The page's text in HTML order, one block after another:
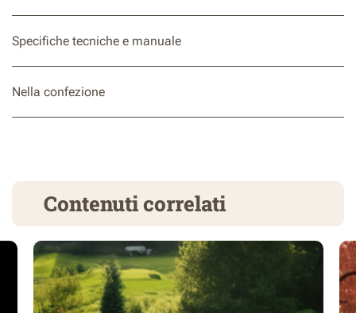
Specifiche tecniche e manuale
Nella confezione
Contenuti correlati